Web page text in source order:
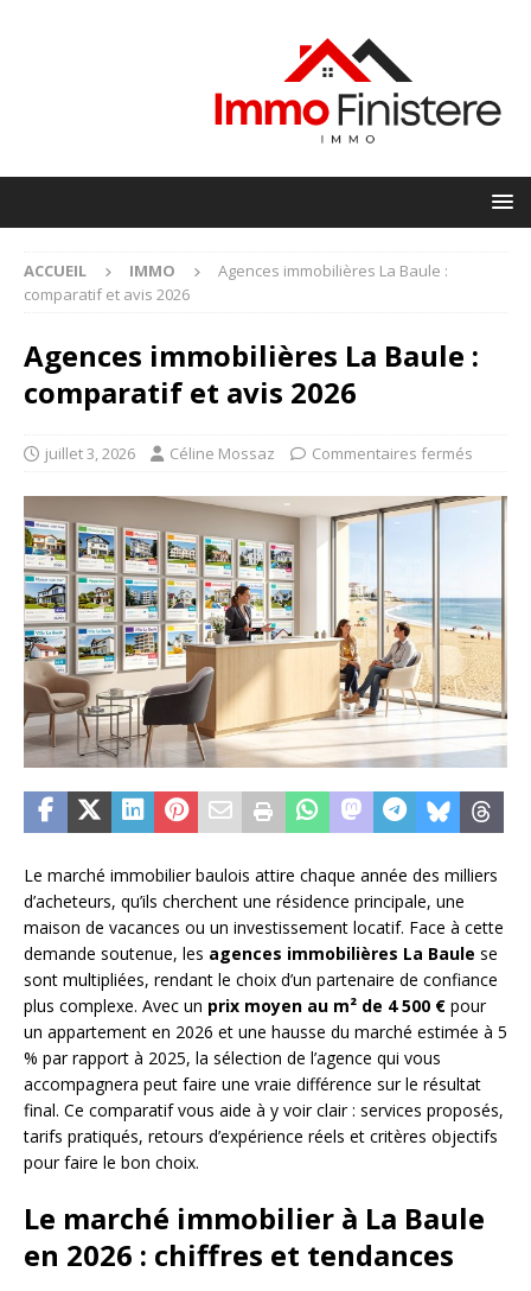
ACCUEIL IMMO
Agences immobilières La Baule :
comparatif et avis 2026
Agences immobilières La Baule :
comparatif et avis 2026
juillet 3, 2026 Céline Mossaz Commentaires fermés
Le marché immobilier baulois attire chaque année des milliers
d’acheteurs, qu’ils cherchent une résidence principale, une
maison de vacances ou un investissement locatif. Face à cette
demande soutenue, les agences immobilières La Baule se
sont multipliées, rendant le choix d’un partenaire de confiance
plus complexe. Avec un prix moyen au m² de 4 500 € pour
un appartement en 2026 et une hausse du marché estimée à 5
% par rapport à 2025, la sélection de l’agence qui vous
accompagnera peut faire une vraie différence sur le résultat
final. Ce comparatif vous aide à y voir clair : services proposés,
tarifs pratiqués, retours d’expérience réels et critères objectifs
pour faire le bon choix.
Le marché immobilier à La Baule
en 2026 : chiffres et tendances